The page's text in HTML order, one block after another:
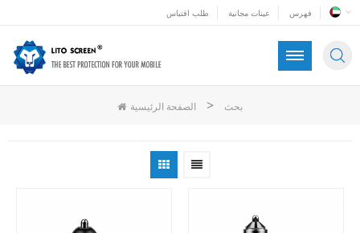
طلب اقتباس عينات مجانية فهرس
الصفحة الرئيسية > بحث